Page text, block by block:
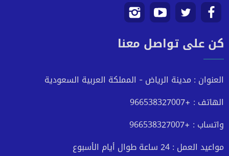
تابعنا
على
فيسبوك
تابعنا
على
تويتر
تابعنا
على
يوتيوب
تابعنا
على
انستجرام
كن على تواصل معنا
العنوان : مدينة الرياض - المملكة العربية السعودية
الهاتف : +966538327007
واتساب : +966538327007
مواعيد العمل : 24 ساعة طوال أيام الأسبوع